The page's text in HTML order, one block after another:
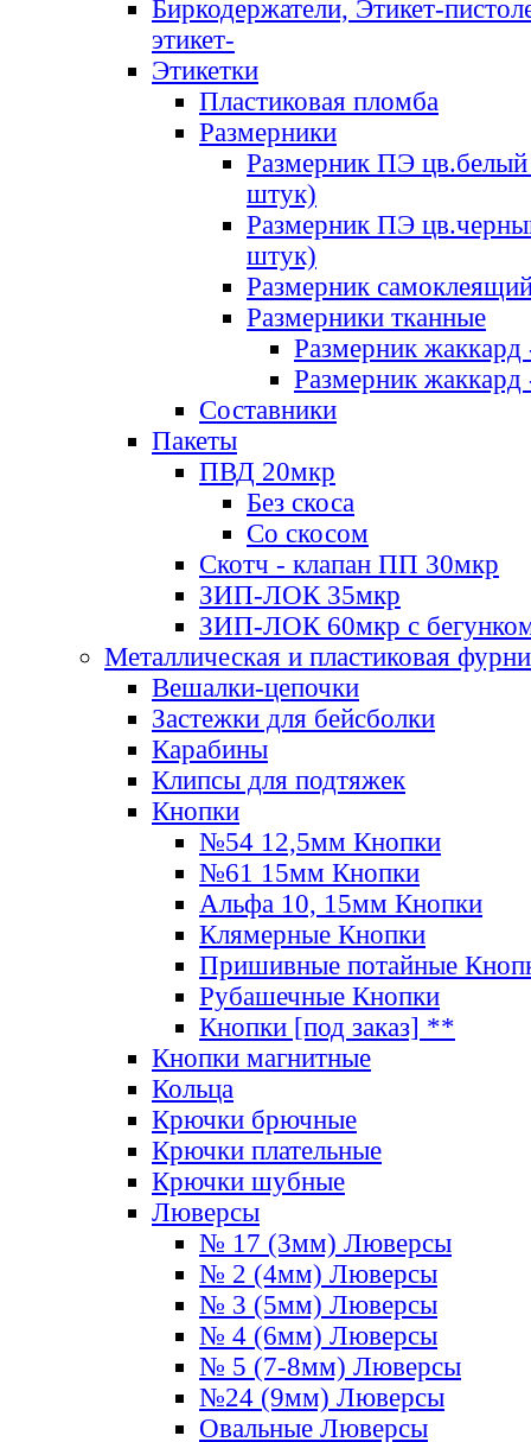
Биркодержатели, Этикет-
этикет-
Этикетки
Пластиковая пломба
Размерники
Размерник ПЭ цв.белый
штук)
Размерник ПЭ
штук)
Размерник
Размерники тканные
Размерник
Размерник
Составники
Пакеты
ПВД 20мкр
Без скоса
Со скосом
Скотч - клапан ПП 30мкр
ЗИП-ЛОК 35мкр
ЗИП-ЛОК 60мкр с
Металлическая и пластиковая
Вешалки-цепочки
Застежки для бейсболки
Карабины
Клипсы для подтяжек
Кнопки
№54 12,5мм Кнопки
№61 15мм Кнопки
Альфа 10, 15мм Кнопки
Клямерные Кнопки
Пришивные потайные
Рубашечные Кнопки
Кнопки [под заказ] **
Кнопки магнитные
Кольца
Крючки брючные
Крючки плательные
Крючки шубные
Люверсы
№ 17 (3мм) Люверсы
№ 2 (4мм) Люверсы
№ 3 (5мм) Люверсы
№ 4 (6мм) Люверсы
№ 5 (7-8мм) Люверсы
№24 (9мм) Люверсы
Овальные Люверсы